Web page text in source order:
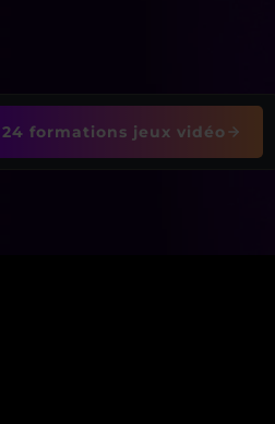
24 formations jeux vidéo